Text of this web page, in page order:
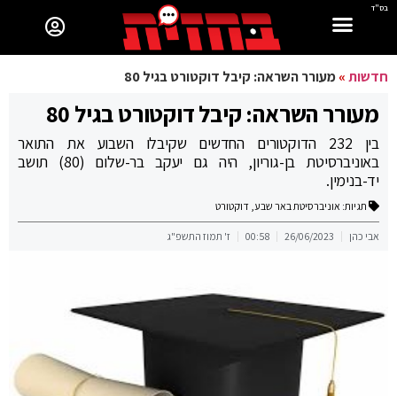
בס"ד
חדשות»מעורר השראה: קיבל דוקטורט בגיל 80
מעורר השראה: קיבל דוקטורט בגיל 80
בין 232 הדוקטורים החדשים שקיבלו השבוע את התואר
באוניברסיטת בן-גוריון, היה גם יעקב בר-שלום (80) תושב
יד-בנימין.
תגיות: אוניברסיטת באר שבע, דוקטורט
אבי כהן 26/06/2023
00:58 ז' תמוז התשפ"ג